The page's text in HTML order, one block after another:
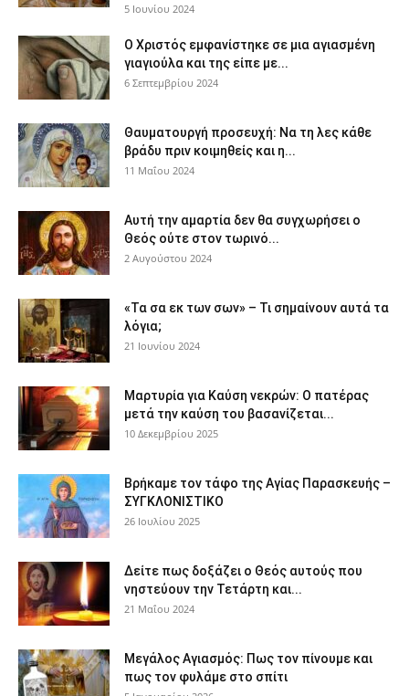
5 Ιουνίου 2024
Ο Χριστός εμφανίστηκε σε μια αγιασμένη
γιαγιούλα και της είπε με...
6 Σεπτεμβρίου 2024
Θαυματουργή προσευχή: Να τη λες κάθε
βράδυ πριν κοιμηθείς και η...
11 Μαΐου 2024
Αυτή την αμαρτία δεν θα συγχωρήσει ο
Θεός ούτε στον τωρινό...
2 Αυγούστου 2024
«Τα σα εκ των σων» – Τι σημαίνουν αυτά τα
λόγια;
21 Ιουνίου 2024
Μαρτυρία για Καύση νεκρών: Ο πατέρας
μετά την καύση του βασανίζεται...
10 Δεκεμβρίου 2025
Βρήκαμε τον τάφο της Αγίας Παρασκευής –
ΣΥΓΚΛΟΝΙΣΤΙΚΟ
26 Ιουλίου 2025
Δείτε πως δοξάζει ο Θεός αυτούς που
νηστεύουν την Τετάρτη και...
21 Μαΐου 2024
Μεγάλος Αγιασμός: Πως τον πίνουμε και
πως τον φυλάμε στο σπίτι